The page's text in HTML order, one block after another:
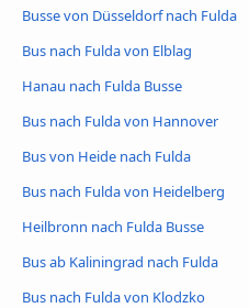
Busse von Düsseldorf nach Fulda
Bus nach Fulda von Elblag
Hanau nach Fulda Busse
Bus nach Fulda von Hannover
Bus von Heide nach Fulda
Bus nach Fulda von Heidelberg
Heilbronn nach Fulda Busse
Bus ab Kaliningrad nach Fulda
Bus nach Fulda von Klodzko